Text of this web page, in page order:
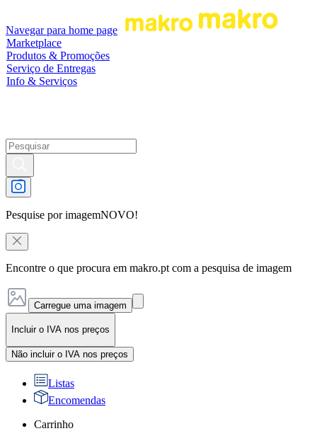
Navegar para home page
Marketplace
Produtos & Promoções
Serviço de Entregas
Info & Serviços
Pesquise por imagemNOVO!
Encontre o que procura em makro.pt com a pesquisa de imagem
Carregue uma imagem
Incluir o IVA nos preços
Não incluir o IVA nos preços
Listas
Encomendas
Carrinho